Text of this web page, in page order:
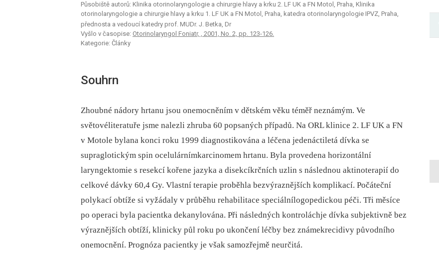
Působiště autorů: Klinika otorinolaryngologie a chirurgie hlavy a krku 2. LF UK a FN Motol, Praha, Klinika
otorinolaryngologie a chirurgie hlavy a krku 1. LF UK a FN Motol, Praha, katedra otorinolaryngologie IPVZ, Praha,
přednosta a vedoucí katedry prof. MUDr. J. Betka, Dr
Vyšlo v časopise: Otorinolaryngol Foniatr, , 2001, No. 2, pp. 123-126.
Kategorie: Články
Souhrn
Zhoubné nádory hrtanu jsou onemocněním v dětském věku téměř neznámým. Ve
světovéliteratuře jsme nalezli zhruba 60 popsaných případů. Na ORL klinice 2. LF UK a FN
v Motole bylana konci roku 1999 diagnostikována a léčena jedenáctiletá dívka se
supraglotickým spin ocelulárnímkarcinomem hrtanu. Byla provedena horizontální
laryngektomie s resekcí kořene jazyka a disekcíkrčních uzlin s následnou aktinoterapií do
celkové dávky 60,4 Gy. Vlastní terapie proběhla bezvýraznějších komplikací. Počáteční
polykací obtíže si vyžádaly v průběhu rehabilitace speciálnílogopedickou péči. Tři měsíce
po operaci byla pacientka dekanylována. Při následných kontroláchje dívka subjektivně bez
výraznějších obtíží, klinicky půl roku po ukončení léčby bez známekrecidivy původního
onemocnění. Prognóza pacientky je však samozřejmě neurčitá.